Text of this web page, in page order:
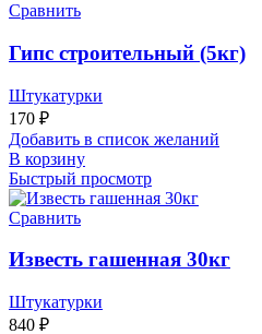
Сравнить
Гипс строительный (5кг)
Штукатурки
170 ₽
Добавить в список желаний
В корзину
Быстрый просмотр
Сравнить
Известь гашенная 30кг
Штукатурки
840 ₽